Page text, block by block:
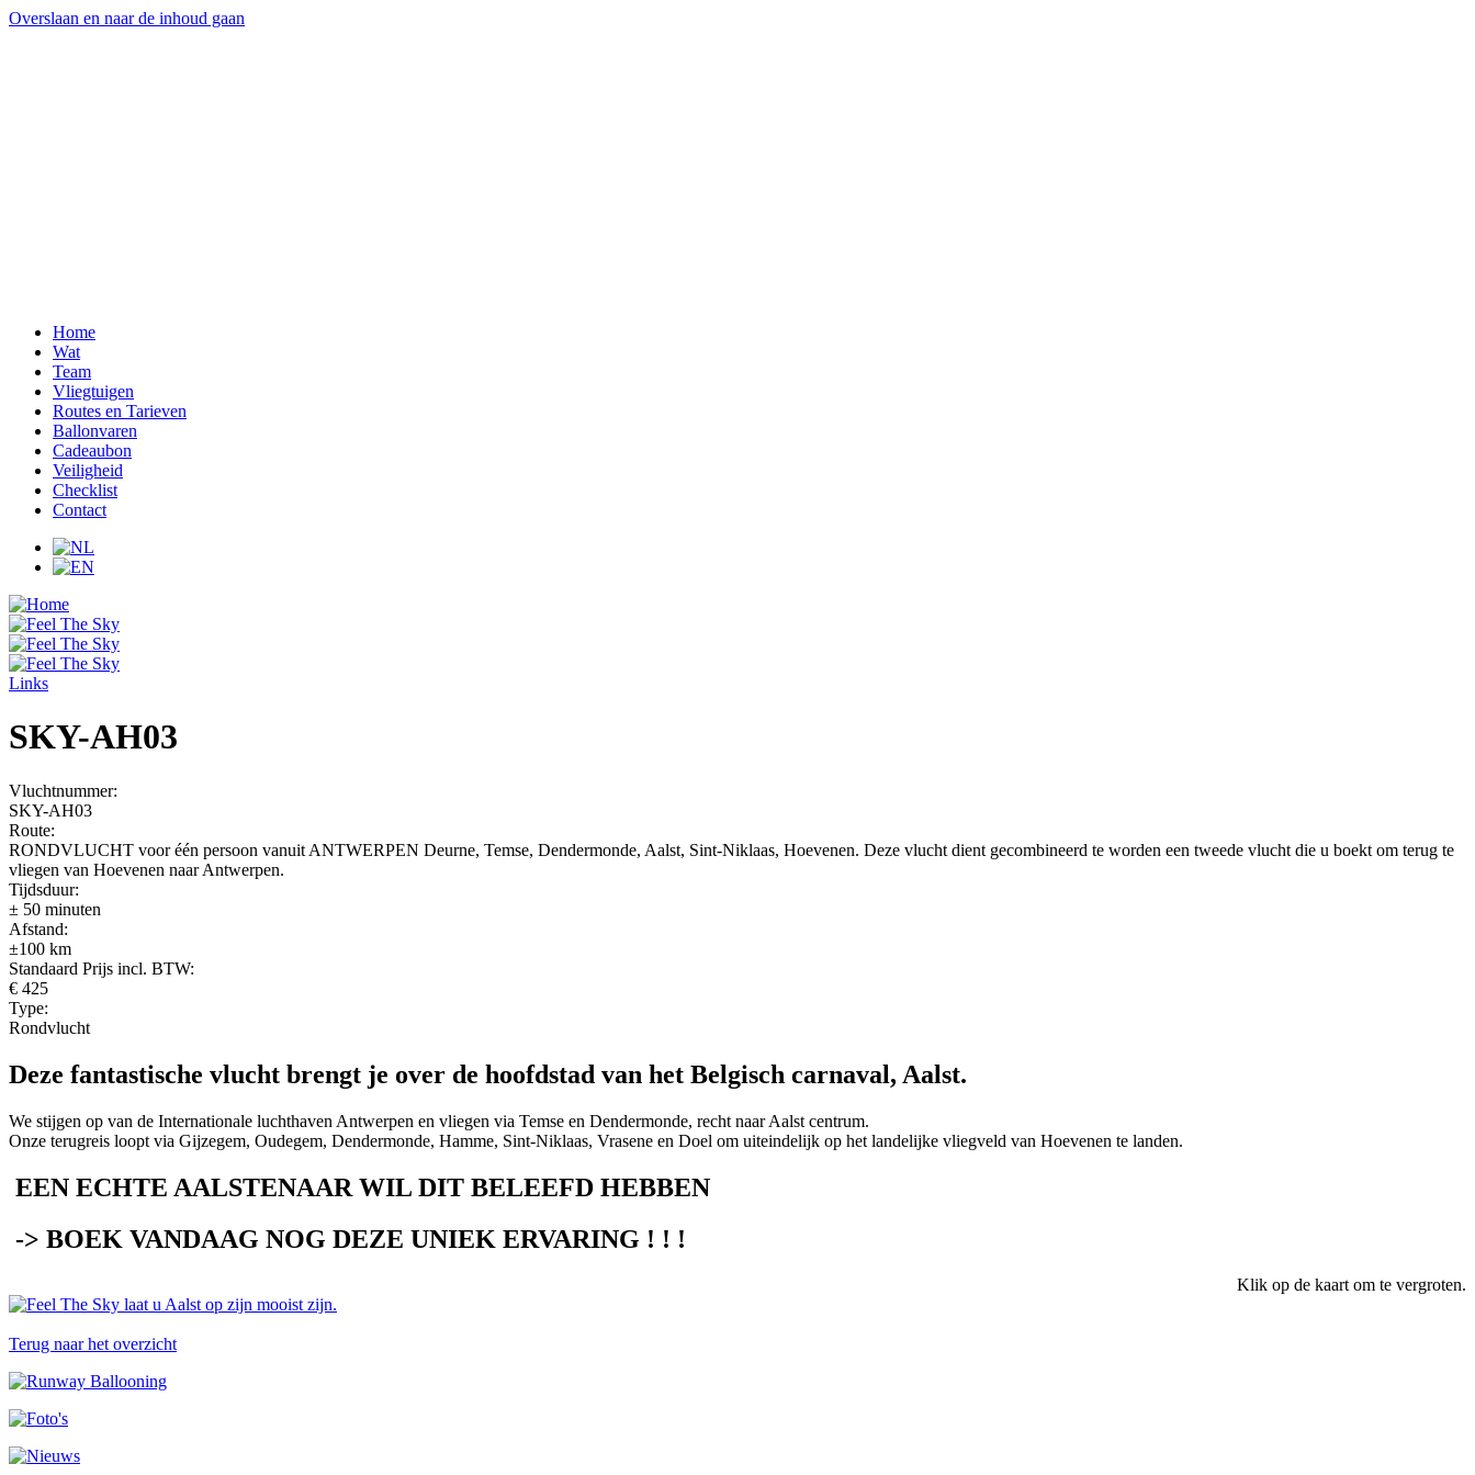
Overslaan en naar de inhoud gaan
Home
Wat
Team
Vliegtuigen
Routes en Tarieven
Ballonvaren
Cadeaubon
Veiligheid
Checklist
Contact
Links
SKY-AH03
Vluchtnummer:
SKY-AH03
Route:
RONDVLUCHT voor één persoon vanuit ANTWERPEN Deurne, Temse, Dendermonde, Aalst, Sint-Niklaas, Hoevenen. Deze vlucht dient gecombineerd te worden een tweede vlucht die u boekt om terug te
vliegen van Hoevenen naar Antwerpen.
Tijdsduur:
± 50 minuten
Afstand:
±100 km
Standaard Prijs incl. BTW:
€ 425
Type:
Rondvlucht
Deze fantastische vlucht brengt je over de hoofdstad van het Belgisch carnaval, Aalst.
We stijgen op van de Internationale luchthaven Antwerpen en vliegen via Temse en Dendermonde, recht naar Aalst centrum.
Onze terugreis loopt via Gijzegem, Oudegem, Dendermonde, Hamme, Sint-Niklaas, Vrasene en Doel om uiteindelijk op het landelijke vliegveld van Hoevenen te landen.
EEN ECHTE AALSTENAAR WIL DIT BELEEFD HEBBEN
-> BOEK VANDAAG NOG DEZE UNIEK ERVARING ! ! !
Klik op de kaart om te vergroten.
Terug naar het overzicht